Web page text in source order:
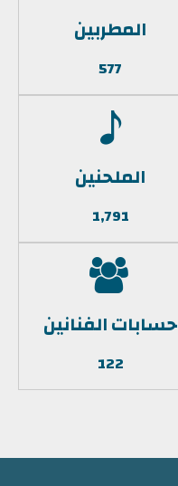
المطربين
577
الملحنين
1,791
حسابات الفنانين
122